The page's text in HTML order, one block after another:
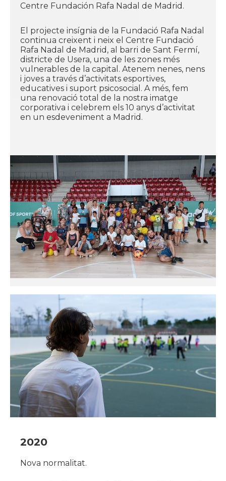
Centre Fundación Rafa Nadal de Madrid.
El projecte insígnia de la Fundació Rafa Nadal
continua creixent i neix el Centre Fundació
Rafa Nadal de Madrid, al barri de Sant Fermí,
districte de Usera, una de les zones més
vulnerables de la capital. Atenem nenes, nens
i joves a través d’activitats esportives,
educatives i suport psicosocial. A més, fem
una renovació total de la nostra imatge
corporativa i celebrem els 10 anys d’activitat
en un esdeveniment a Madrid.
2020
Nova normalitat.